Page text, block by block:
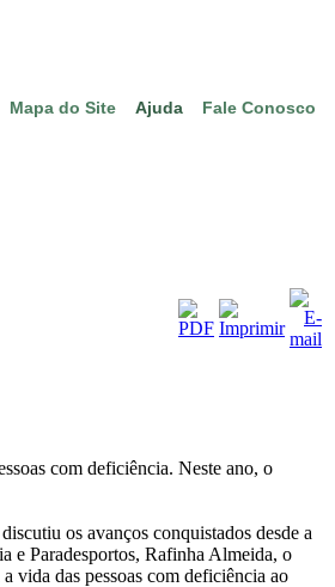
Mapa do Site Ajuda Fale Conosco
com deficiência. Neste ano, o
os avanços conquistados desde a
e Paradesportos, Rafinha Almeida, o
vida das pessoas com deficiência ao